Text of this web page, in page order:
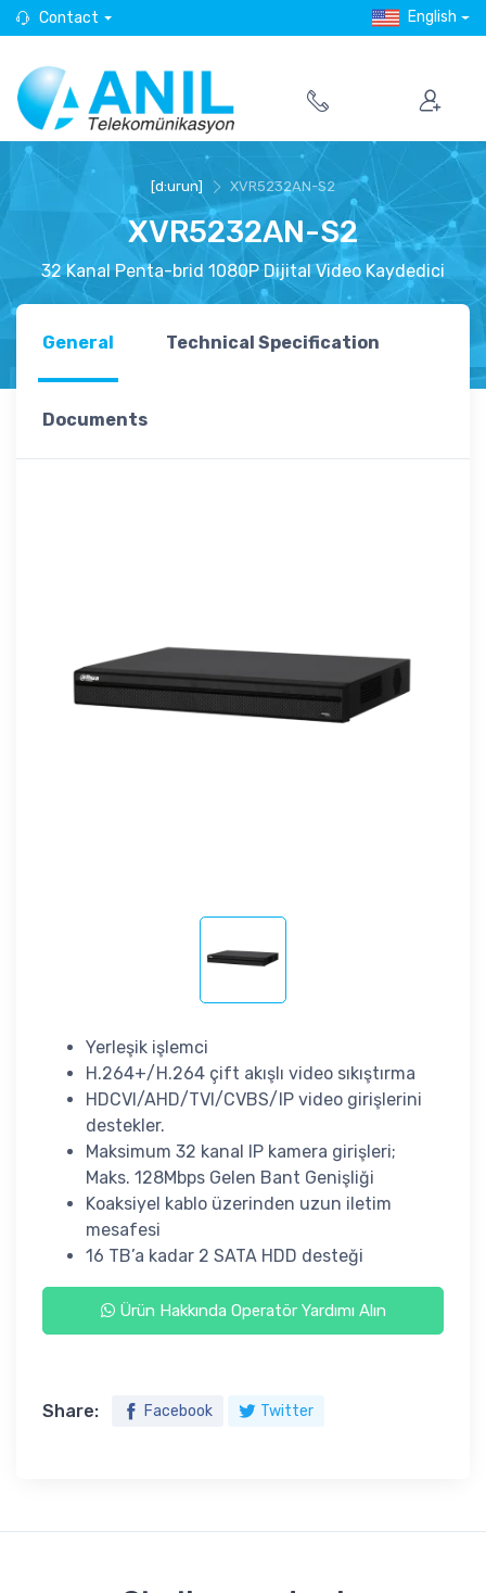
Contact English
[d:urun] XVR5232AN-S2
XVR5232AN-S2
32 Kanal Penta-brid 1080P Dijital Video Kaydedici
General Technical Specification
Documents
Yerleşik işlemci
H.264+/H.264 çift akışlı video sıkıştırma
HDCVI/AHD/TVI/CVBS/IP video girişlerini
destekler.
Maksimum 32 kanal IP kamera girişleri;
Maks. 128Mbps Gelen Bant Genişliği
Koaksiyel kablo üzerinden uzun iletim
mesafesi
16 TB’a kadar 2 SATA HDD desteği
Ürün Hakkında Operatör Yardımı Alın
Share: Facebook Twitter